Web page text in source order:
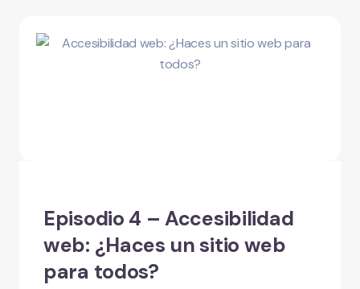
Episodio 4 – Accesibilidad
web: ¿Haces un sitio web
para todos?